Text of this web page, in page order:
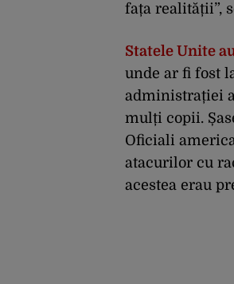
fața realității”,
Statele Unite
unde ar fi fost
administrației
mulți copii.
Oficiali
atacurilor cu
acestea erau